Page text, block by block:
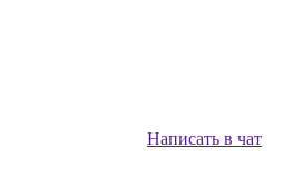
Написать в чат